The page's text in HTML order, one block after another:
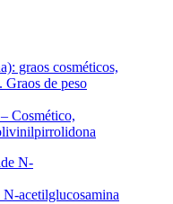
Cosmético,
acetilglucosamina